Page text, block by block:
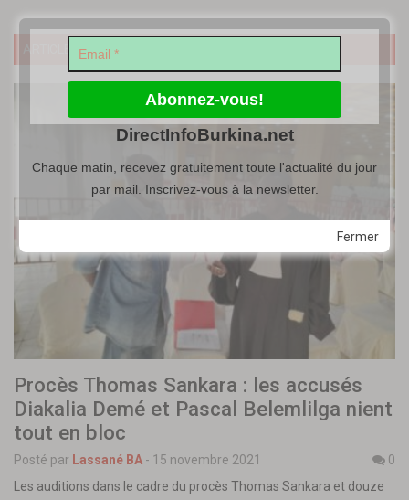
ARTICLE SIMILAIRE
Procès Thomas Sankara : les accusés
Diakalia Demé et Pascal Belemlilga nient
tout en bloc
Posté par Lassané BA - 15 novembre 2021
0
Les auditions dans le cadre du procès Thomas Sankara et douze
Fermer
DirectInfoBurkina.net
Chaque matin, recevez gratuitement toute l'actualité du jour
par mail. Inscrivez-vous à la newsletter.